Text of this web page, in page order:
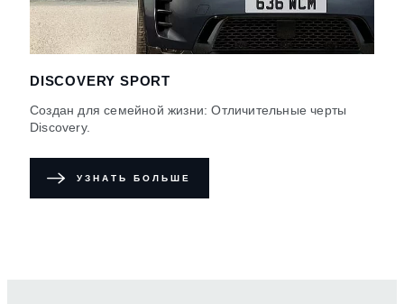
DISCOVERY SPORT
Создан для семейной жизни: Отличительные черты
Discovery.
УЗНАТЬ БОЛЬШЕ